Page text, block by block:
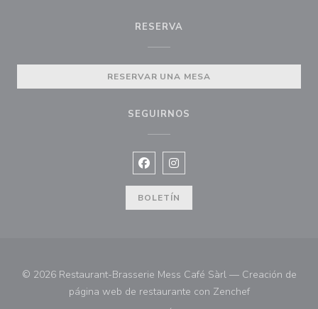
RESERVA
RESERVAR UNA MESA
SEGUIRNOS
Facebook ((abre en una nueva
Instagram ((abre en una
BOLETÍN
© 2026 Restaurant-Brasserie Mess Café Sàrl — Creación de
página web de restaurante con Zenchef((abre en una